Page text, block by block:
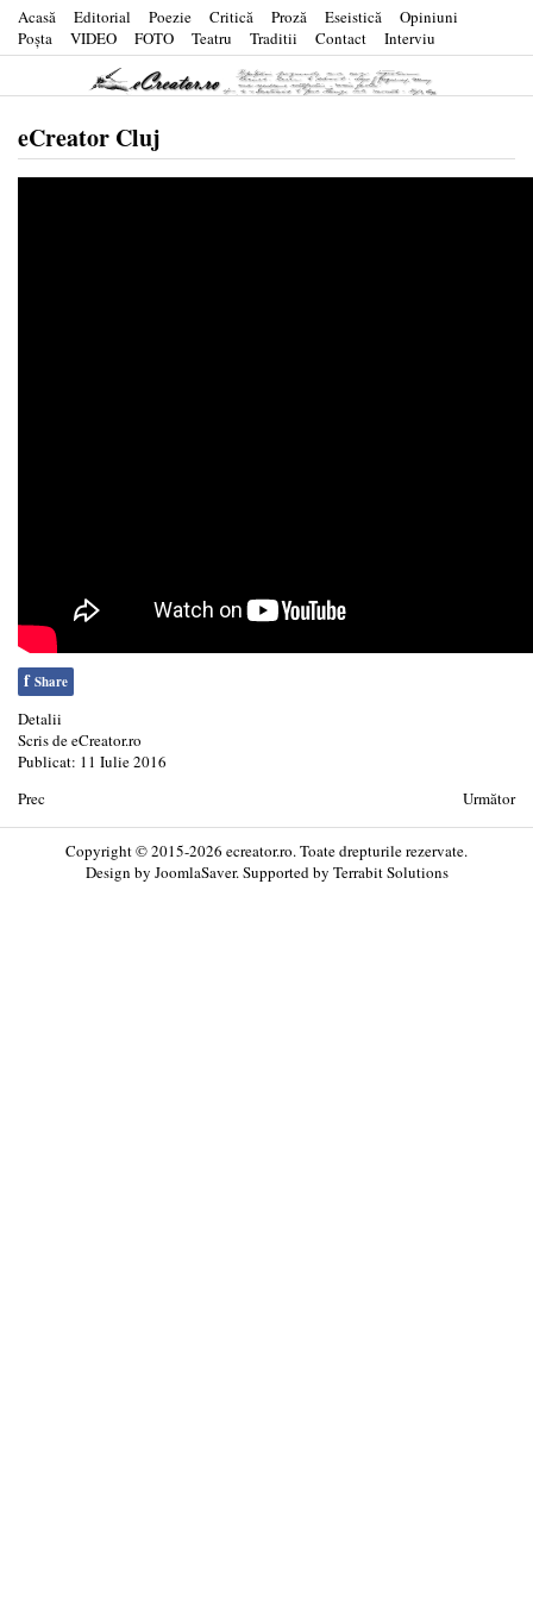
Acasă Editorial Poezie Critică Proză Eseistică
Opiniuni
Poşta
VIDEO FOTO Teatru Traditii Contact Interviu
eCreator Cluj
f Share
Detalii
Scris deeCreator.ro
Publicat: 11 Iulie 2016
Prec
Următor
Copyright © 2015-2026 ecreator.ro. Toate drepturile rezervate.
Design by JoomlaSaver. Supported by Terrabit Solutions